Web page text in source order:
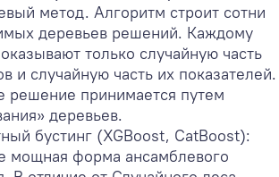
метод. Алгоритм строит сотни
деревьев решений. Каждому
только случайную часть
и случайную часть их показателей.
решение принимается путем
деревьев.
бустинг (XGBoost, CatBoost):
мощная форма ансамблевого